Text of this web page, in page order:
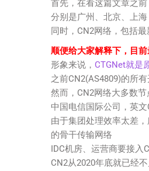
首先，在看这篇文章之
分别是广州、北京、上海
同时，CN2网络，包括
顺便给大家解释下，目
形象来说， CTGNet就是
之前CN2(AS4809)的所
然而，CN2网络大多数
中国电信国际公司，英
由于集团处理效率太差
的骨干传输网络
IDC机房、运营商要接入
CN2从2020年底就已经